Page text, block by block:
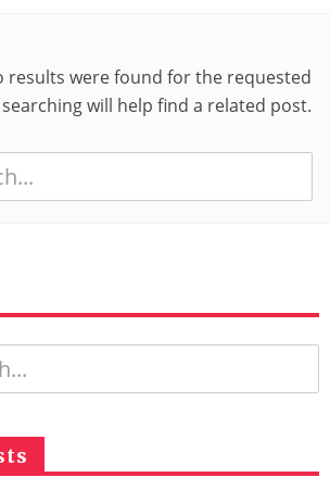
results were found for the requested
will help find a related post.